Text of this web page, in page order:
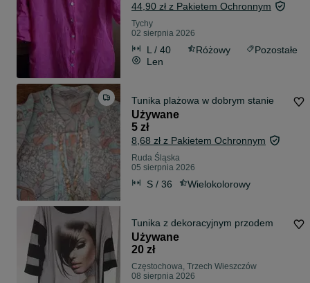
44,90 zł z Pakietem Ochronnym
Tychy
02 sierpnia 2026
L / 40 Różowy
Pozostałe
Len
Tunika plażowa w dobrym stanie
Używane
5 zł
8,68 zł z Pakietem Ochronnym
Ruda Śląska
05 sierpnia 2026
S / 36 Wielokolorowy
Tunika z dekoracyjnym przodem
Używane
20 zł
Częstochowa, Trzech Wieszczów
08 sierpnia 2026